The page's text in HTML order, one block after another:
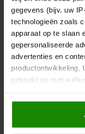
gegevens (bijv. uw
technologieën zoals
apparaat op te slaan
gepersonaliseerde
advertenties en
productontwikkeling.
gebruikt en met welke
Als u het toestaat,
Informatie
locatie, die tot
Wat als
een